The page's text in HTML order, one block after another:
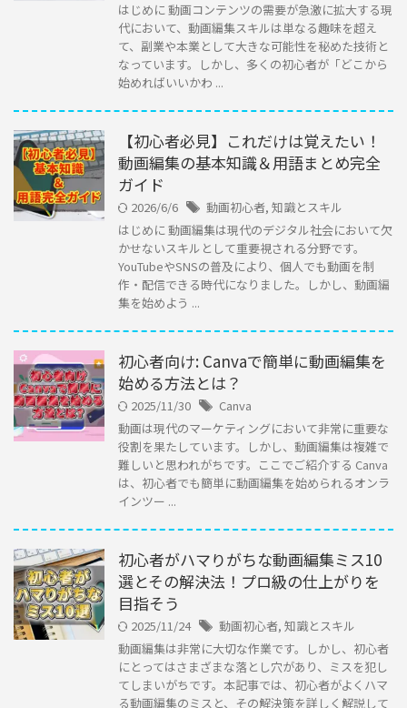
はじめに 動画コンテンツの需要が急激に拡大する現
代において、動画編集スキルは単なる趣味を超え
て、副業や本業として大きな可能性を秘めた技術と
なっています。しかし、多くの初心者が「どこから
始めればいいかわ ...
【初心者必見】これだけは覚えたい！
動画編集の基本知識＆用語まとめ完全
ガイド
2026/6/6 動画初心者, 知識とスキル
はじめに 動画編集は現代のデジタル社会において欠
かせないスキルとして重要視される分野です。
YouTubeやSNSの普及により、個人でも動画を制
作・配信できる時代になりました。しかし、動画編
集を始めよう ...
初心者向け: Canvaで簡単に動画編集を
始める方法とは？
2025/11/30
Canva
動画は現代のマーケティングにおいて非常に重要な
役割を果たしています。しかし、動画編集は複雑で
難しいと思われがちです。ここでご紹介する Canva
は、初心者でも簡単に動画編集を始められるオンラ
インツー ...
初心者がハマりがちな動画編集ミス10
選とその解決法！プロ級の仕上がりを
目指そう
2025/11/24 動画初心者, 知識とスキル
動画編集は非常に大切な作業です。しかし、初心者
にとってはさまざまな落とし穴があり、ミスを犯し
てしまいがちです。本記事では、初心者がよくハマ
る動画編集のミスと、その解決策を詳しく解説して